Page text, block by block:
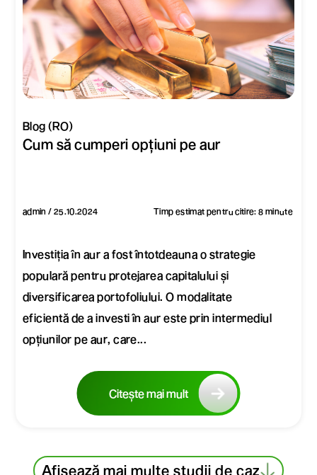
Blog (RO)
Cum să cumperi opțiuni pe aur
admin / 25.10.2024 Timp estimat pentru citire: 8 minute
Investiția în aur a fost întotdeauna o strategie
populară pentru protejarea capitalului și
diversificarea portofoliului. O modalitate
eficientă de a investi în aur este prin intermediul
opțiunilor pe aur, care...
Citește mai mult
Afișează mai multe studii de caz